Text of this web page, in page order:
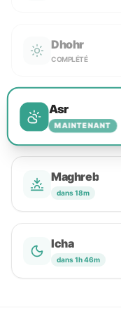
Dhohr
COMPLÉTÉ
Asr
MAINTENANT
Maghreb
dans 18m
Icha
dans 1h 46m